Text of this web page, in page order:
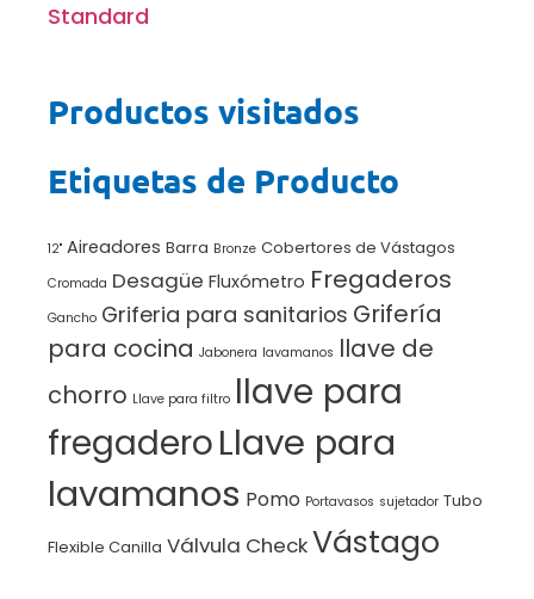
Standard
Productos visitados
Etiquetas de Producto
12" Aireadores Barra Bronze Cobertores de Vástagos
Cromada Desagüe Fluxómetro Fregaderos
Gancho Griferia para sanitarios Grifería
para cocina Jabonera lavamanos llave de
chorro Llave para filtro llave para
fregaderoLlave para
lavamanos Pomo Portavasos sujetador Tubo
Flexible Canilla Válvula CheckVástago